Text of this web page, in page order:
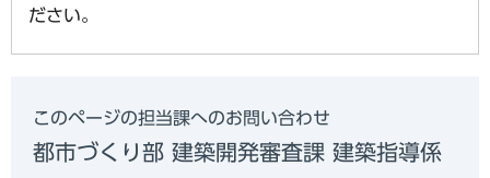
ださい。
このページの担当課へのお問い合わせ
都市づくり部 建築開発審査課 建築指導係